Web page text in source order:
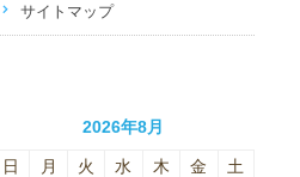
サイトマップ
2026年8月
日 月 火 水 木 金
土